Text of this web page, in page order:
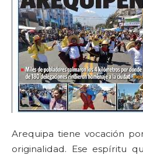
Arequipa tiene vocación
originalidad. Ese espíritu